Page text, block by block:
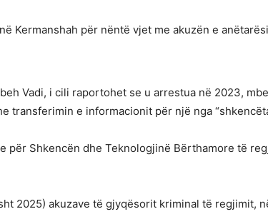
Kermanshah për nëntë vjet me akuzën e
Vadi, i cili raportohet se u arrestua në 2023,
transferimin e informacionit për një nga
për Shkencën dhe Teknologjinë Bërthamore të
2025) akuzave të gjyqësorit kriminal të regjimit,